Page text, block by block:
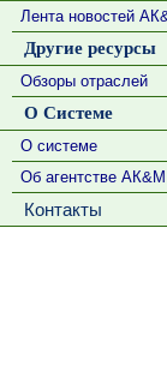
Лента новостей
Другие ресурсы
Обзоры отраслей
О Системе
О системе
Об агентстве АК&М
Контакты